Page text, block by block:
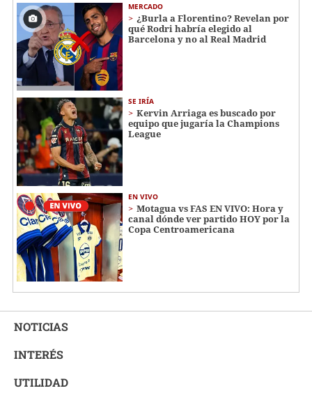
MERCADO
¿Burla a Florentino? Revelan por
qué Rodri habría elegido al
Barcelona y no al Real Madrid
SE IRÍA
Kervin Arriaga es buscado por
equipo que jugaría la Champions
League
EN VIVO
Motagua vs FAS EN VIVO: Hora y
canal dónde ver partido HOY por la
Copa Centroamericana
NOTICIAS
INTERÉS
UTILIDAD